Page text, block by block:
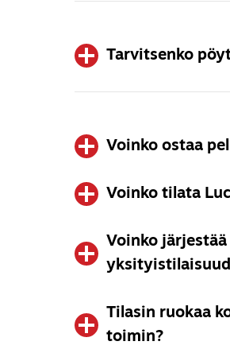
Tarvitsenko
soittamalla.Voinko ostaa
Käytäntö lämpimän
Voinko tilata
Tietysti! Lähetä meille
kerro, mitä sinulla on
Voinko
Osassa
Lähetä meille viestiä
Tilasin ruokaa
toimin?